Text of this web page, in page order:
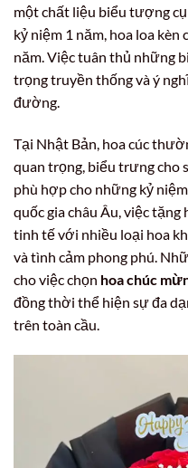
một chất liệu biểu tượng
kỷ niệm 1 năm, hoa loa kèn
năm. Việc tuân thủ những
trọng truyền thống và ý
đường.
Tại Nhật Bản, hoa cúc
quan trọng, biểu trưng cho
phù hợp cho những kỷ
quốc gia châu Âu, việc
tinh tế với nhiều loại hoa
và tình cảm phong phú.
cho việc chọn hoa chúc
đồng thời thể hiện sự đa
trên toàn cầu.